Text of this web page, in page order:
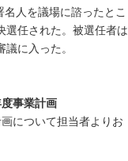
人を議場に諮ったとこ
選任された。被選任者は
に入った。
事業計画
について担当者よりお